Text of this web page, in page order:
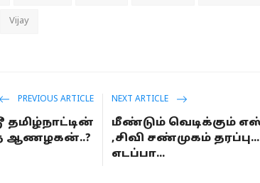
Vijay
PREVIOUS ARTICLE
தமிழ்நாட்டின்
ஆணழகன்..?
NEXT ARTICLE
மீண்டும் வெடிக்கும்
,சிவி சண்முகம்
எடப்பா...